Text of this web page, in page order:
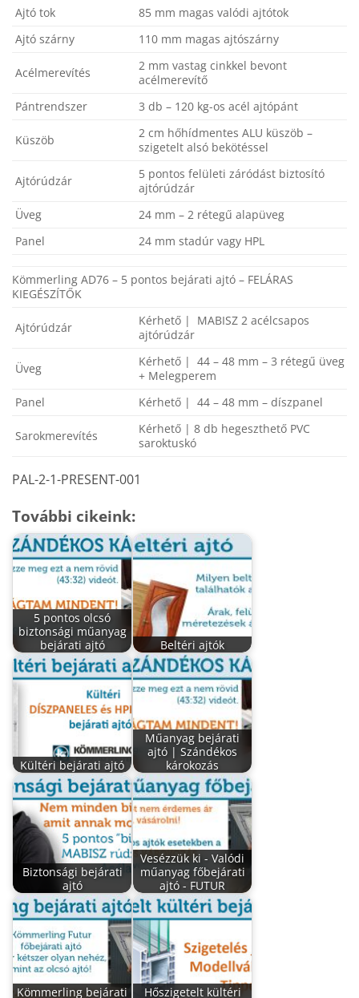
Ajtó tok
85 mm magas valódi ajtótok
Ajtó szárny
110 mm magas ajtószárny
Acélmerevítés
2 mm vastag cinkkel bevont
acélmerevítő
Pántrendszer
3 db – 120 kg-os acél ajtópánt
Küszöb
2 cm hőhídmentes ALU küszöb –
szigetelt alsó bekötéssel
Ajtórúdzár
5 pontos felületi záródást biztosító
ajtórúdzár
Üveg
24 mm – 2 rétegű alapüveg
Panel
24 mm stadúr vagy HPL
Kömmerling AD76 – 5 pontos bejárati ajtó – FELÁRAS
KIEGÉSZÍTŐK
Ajtórúdzár
Kérhető | MABISZ 2 acélcsapos
ajtórúdzár
Üveg
Kérhető | 44 – 48 mm – 3 rétegű üveg
+ Melegperem
Panel
Kérhető | 44 – 48 mm – díszpanel
Sarokmerevítés
Kérhető | 8 db hegeszthető PVC
saroktuskó
PAL-2-1-PRESENT-001
További cikeink:
5 pontos olcsó
biztonsági műanyag
bejárati ajtó
Beltéri ajtók
Kültéri bejárati ajtó
Műanyag bejárati
ajtó | Szándékos
károkozás
Biztonsági bejárati
ajtó
Vesézzük ki - Valódi
műanyag főbejárati
ajtó - FUTUR
Kömmerling bejárati
Hőszigetelt kültéri